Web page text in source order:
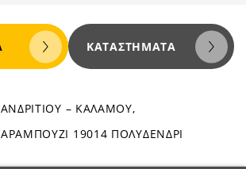
ΚΑΤΑΣΤΉΜΑΤΑ
– ΚΑΛΑΜΟΥ,
19014 ΠΟΛΥΔΕΝΔΡΙ